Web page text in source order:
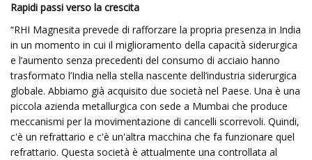
Rapidi passi verso la crescita
“RHI Magnesita prevede di rafforzare la propria presenza in India
in un momento in cui il miglioramento della capacità siderurgica
e l’aumento senza precedenti del consumo di acciaio hanno
trasformato l’India nella stella nascente dell’industria siderurgica
globale. Abbiamo già acquisito due società nel Paese. Una è una
piccola azienda metallurgica con sede a Mumbai che produce
meccanismi per la movimentazione di cancelli scorrevoli. Quindi,
c'è un refrattario e c'è un'altra macchina che fa funzionare quel
refrattario. Questa società è attualmente una controllata al